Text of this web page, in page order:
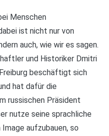
Menschen
ist nicht nur von
auch, wie wir es sagen.
und Historiker Dmitri
beschäftigt sich
hat dafür die
russischen Präsident
nutze seine sprachliche
aufzubauen, so